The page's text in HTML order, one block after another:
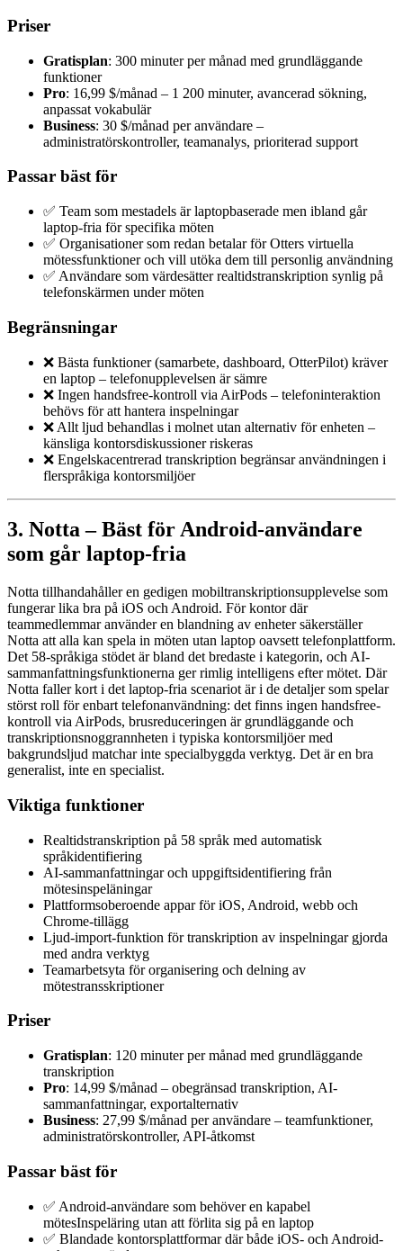
Priser
Gratisplan: 300 minuter per månad med grundläggande
funktioner
Pro: 16,99 $/månad – 1 200 minuter, avancerad sökning,
anpassat vokabulär
Business: 30 $/månad per användare –
administratörskontroller, teamanalys, prioriterad support
Passar bäst för
✅ Team som mestadels är laptopbaserade men ibland går
laptop-fria för specifika möten
✅ Organisationer som redan betalar för Otters virtuella
mötessfunktioner och vill utöka dem till personlig användning
✅ Användare som värdesätter realtidstranskription synlig på
telefonskärmen under möten
Begränsningar
❌ Bästa funktioner (samarbete, dashboard, OtterPilot) kräver
en laptop – telefonupplevelsen är sämre
❌ Ingen handsfree-kontroll via AirPods – telefoninteraktion
behövs för att hantera inspelningar
❌ Allt ljud behandlas i molnet utan alternativ för enheten –
känsliga kontorsdiskussioner riskeras
❌ Engelskacentrerad transkription begränsar användningen i
flerspråkiga kontorsmiljöer
3. Notta – Bäst för Android-användare
som går laptop-fria
Notta tillhandahåller en gedigen mobiltranskriptionsupplevelse som
fungerar lika bra på iOS och Android. För kontor där
teammedlemmar använder en blandning av enheter säkerställer
Notta att alla kan spela in möten utan laptop oavsett telefonplattform.
Det 58-språkiga stödet är bland det bredaste i kategorin, och AI-
sammanfattningsfunktionerna ger rimlig intelligens efter mötet. Där
Notta faller kort i det laptop-fria scenariot är i de detaljer som spelar
störst roll för enbart telefonanvändning: det finns ingen handsfree-
kontroll via AirPods, brusreduceringen är grundläggande och
transkriptionsnoggrannheten i typiska kontorsmiljöer med
bakgrundsljud matchar inte specialbyggda verktyg. Det är en bra
generalist, inte en specialist.
Viktiga funktioner
Realtidstranskription på 58 språk med automatisk
språkidentifiering
AI-sammanfattningar och uppgiftsidentifiering från
mötesinspeläningar
Plattformsoberoende appar för iOS, Android, webb och
Chrome-tillägg
Ljud-import-funktion för transkription av inspelningar gjorda
med andra verktyg
Teamarbetsyta för organisering och delning av
mötestransskriptioner
Priser
Gratisplan: 120 minuter per månad med grundläggande
transkription
Pro: 14,99 $/månad – obegränsad transkription, AI-
sammanfattningar, exportalternativ
Business: 27,99 $/månad per användare – teamfunktioner,
administratörskontroller, API-åtkomst
Passar bäst för
✅ Android-användare som behöver en kapabel
mötesInspeläring utan att förlita sig på en laptop
✅ Blandade kontorsplattformar där både iOS- och Android-